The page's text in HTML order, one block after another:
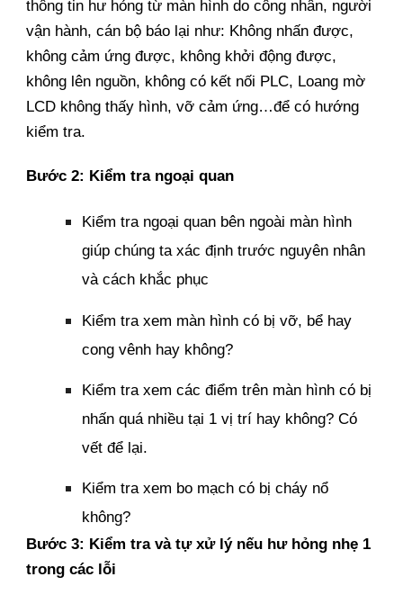
thông tin hư hỏng từ màn hình do công nhân, người
vận hành, cán bộ báo lại như: Không nhấn được,
không cảm ứng được, không khởi động được,
không lên nguồn, không có kết nối PLC, Loang mờ
LCD không thấy hình, vỡ cảm ứng…để có hướng
kiểm tra.
Bước 2: Kiểm tra ngoại quan
Kiểm tra ngoại quan bên ngoài màn hình
giúp chúng ta xác định trước nguyên nhân
và cách khắc phục
Kiểm tra xem màn hình có bị vỡ, bể hay
cong vênh hay không?
Kiểm tra xem các điểm trên màn hình có bị
nhấn quá nhiều tại 1 vị trí hay không? Có
vết để lại.
Kiểm tra xem bo mạch có bị cháy nổ
không?
Bước 3: Kiểm tra và tự xử lý nếu hư hỏng nhẹ 1
trong các lỗi